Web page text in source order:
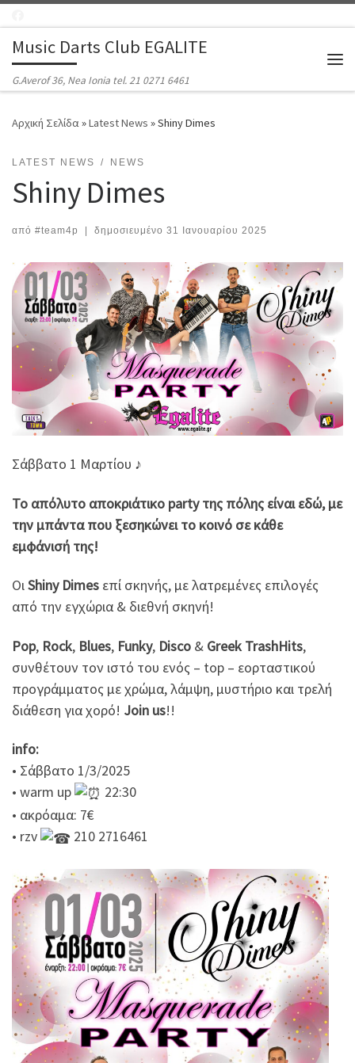
Music Darts Club EGALITE
G.Averof 36, Nea Ionia tel. 21 0271 6461
Αρχική Σελίδα»Latest News »Shiny Dimes
LATEST NEWS NEWS
Shiny Dimes
από #team4p δημοσιευμένο 31 Ιανουαρίου 2025
Σάββατο 1 Μαρτίου ♪
Το απόλυτο αποκριάτικο party της πόλης είναι εδώ, με
την μπάντα που ξεσηκώνει το κοινό σε κάθε
εμφάνισή της!
ΟιShiny Dimes επί σκηνής, με λατρεμένες επιλογές
από την εγχώρια & διεθνή σκηνή!
Pop, Rock, Blues, Funky, Disco & Greek TrashHits,
συνθέτουν τον ιστό του ενός – top – εορταστικού
προγράμματος με χρώμα, λάμψη, μυστήριο και τρελή
διάθεση για χορό! Join us!!
info:
• Σάββατο 1/3/2025
• warm up
22:30
• ακρόαμα: 7€
• rzv
210 2716461